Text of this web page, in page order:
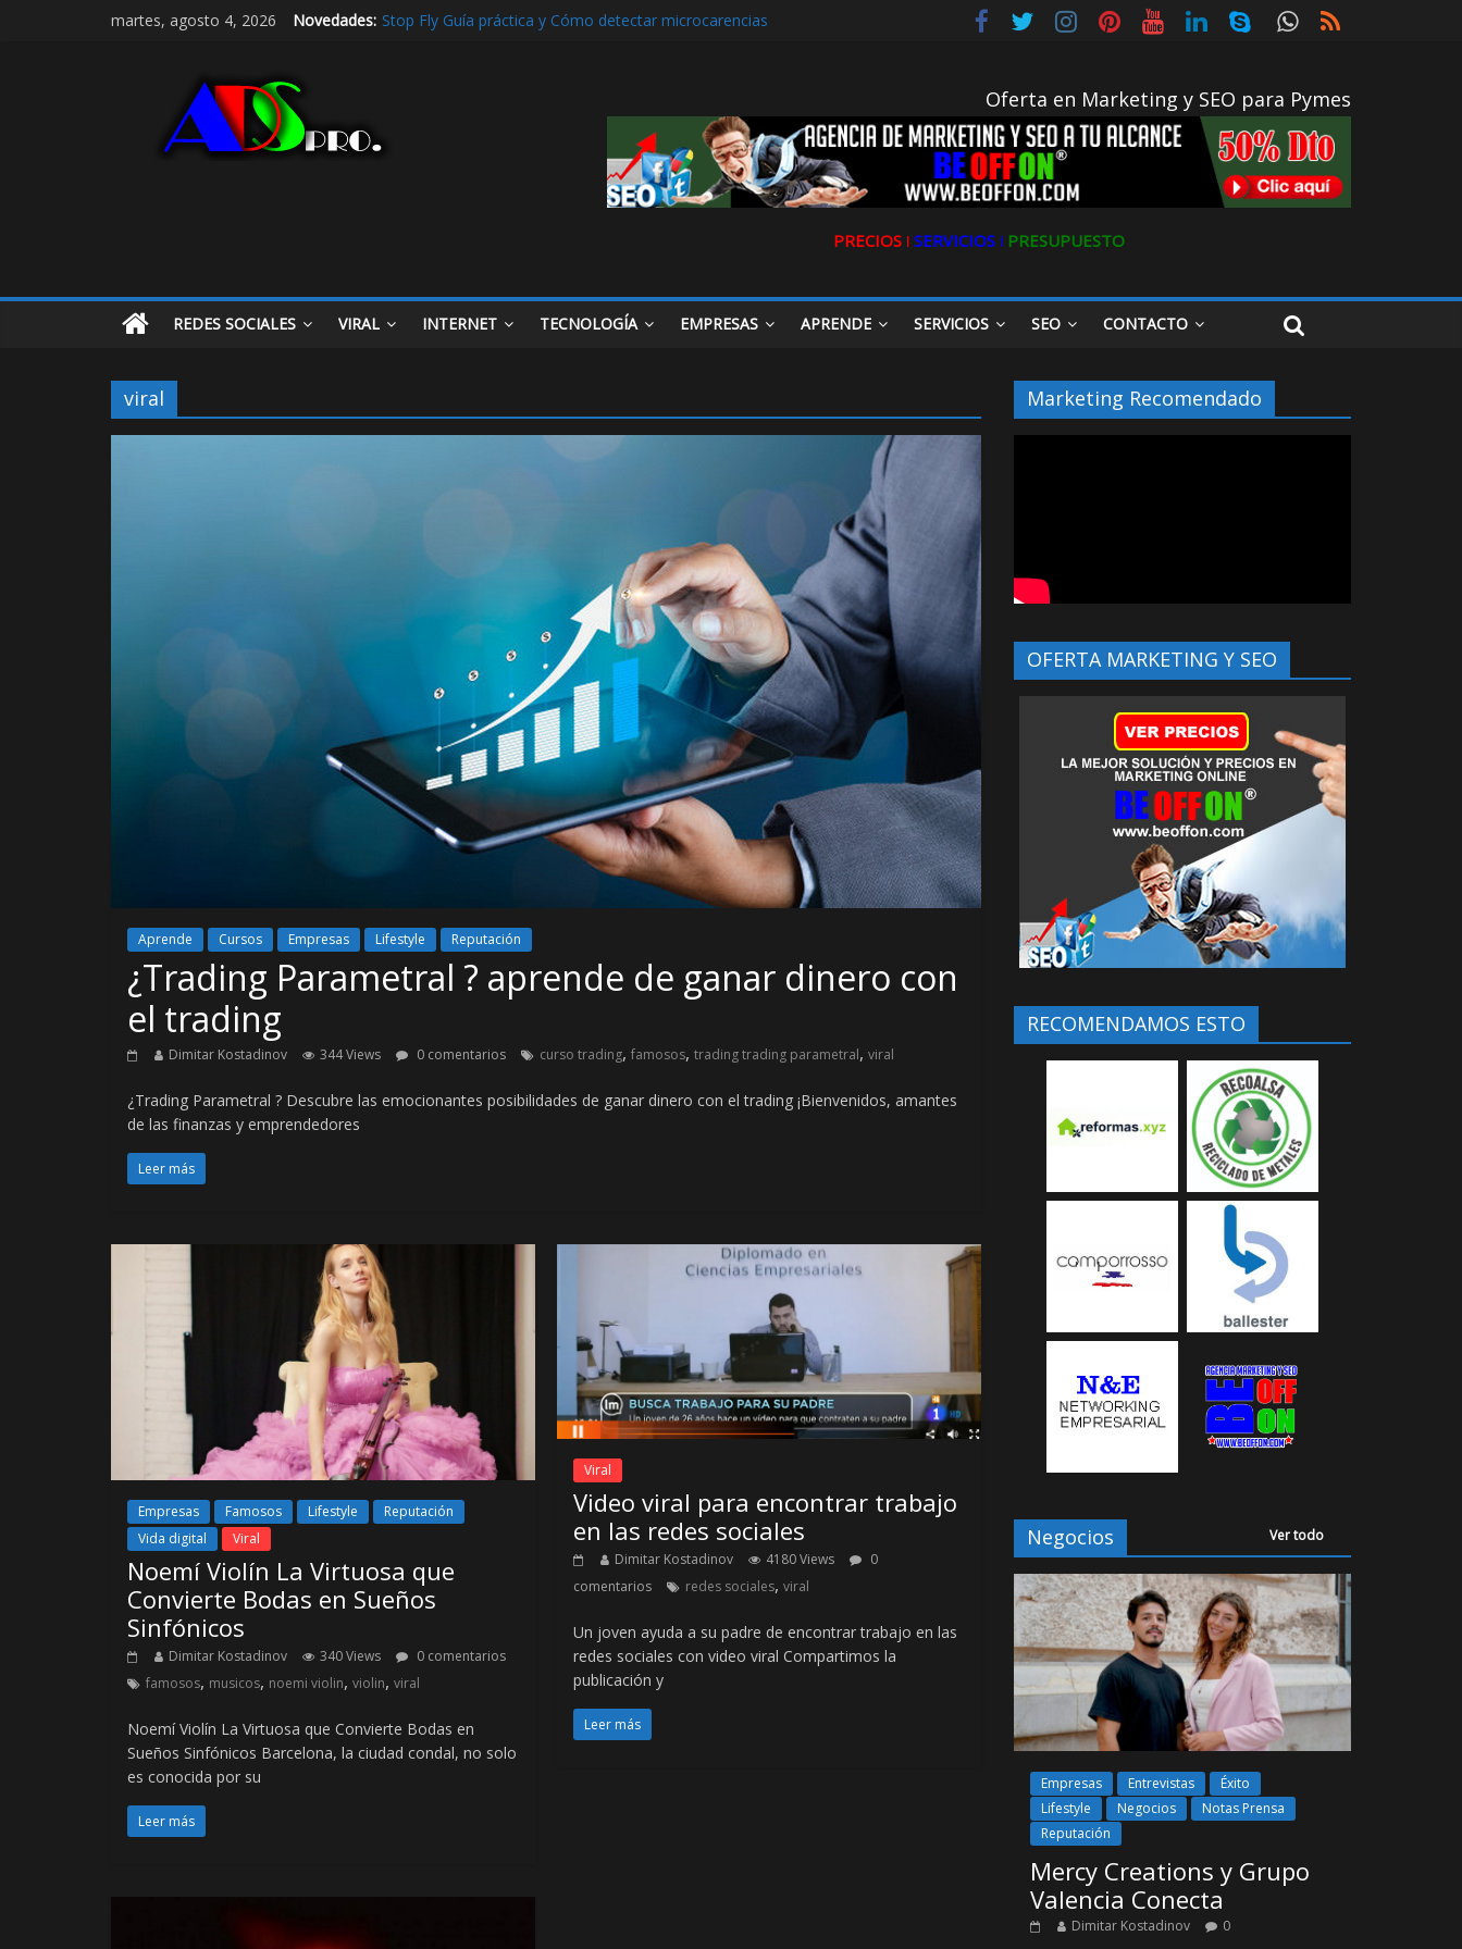
martes, agosto 4, 2026 Novedades: De hobby a referencia. La historia de Ultravioleta Radio y su impacto en el mundo digital
Oferta en Marketing y SEO para Pymes
PRECIOS ǀ SERVICIOS ǀ PRESUPUESTO
REDES SOCIALES VIRAL INTERNET TECNOLOGÍA EMPRESAS APRENDE SERVICIOS SEO CONTACTO
viral
Aprende Cursos Empresas Lifestyle Reputación
¿Trading Parametral ? aprende de ganar dinero con
el trading
Dimitar Kostadinov 344 Views 0 comentarios curso trading, famosos, trading trading parametral, viral
¿Trading Parametral ? Descubre las emocionantes posibilidades de ganar dinero con el trading ¡Bienvenidos, amantes
de las finanzas y emprendedores
Leer más
Empresas Famosos Lifestyle
Reputación
Vida digital
Viral
Noemí Violín La Virtuosa que
Convierte Bodas en Sueños
Sinfónicos
Dimitar Kostadinov 340 Views
0 comentarios
famosos, musicos, noemi violin, violin, viral
Noemí Violín La Virtuosa que Convierte Bodas en
Sueños Sinfónicos Barcelona, la ciudad condal, no solo
es conocida por su
Leer más
Viral
Video viral para encontrar trabajo
en las redes sociales
Dimitar Kostadinov 4180 Views
0
comentarios
redes sociales,viral
Un joven ayuda a su padre de encontrar trabajo en las
redes sociales con video viral Compartimos la
publicación y
Leer más
Marketing Recomendado
OFERTA MARKETING Y SEO
RECOMENDAMOS ESTO
Negocios Ver todo
Empresas Entrevistas
Éxito
Lifestyle
Negocios
Notas Prensa
Reputación
Mercy Creations y Grupo
Valencia Conecta
Dimitar Kostadinov 0